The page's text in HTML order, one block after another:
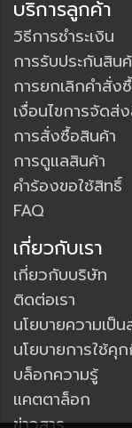
บริการลูกค้า
วิธีการชำระเงิน
การรับประกันสิน
การยกเลิกคำสั่ง
เงื่อนไขการจัดส่
การสั่งซื้อสินค้า
การดูแลสินค้า
คำร้องขอใช้สิทธิ์
FAQ
เกี่ยวกับเรา
เกี่ยวกับบริษัท
ติดต่อเรา
นโยบายความเป็
นโยบายการใช้คุ
บล็อกความรู้
แคตตาล็อก